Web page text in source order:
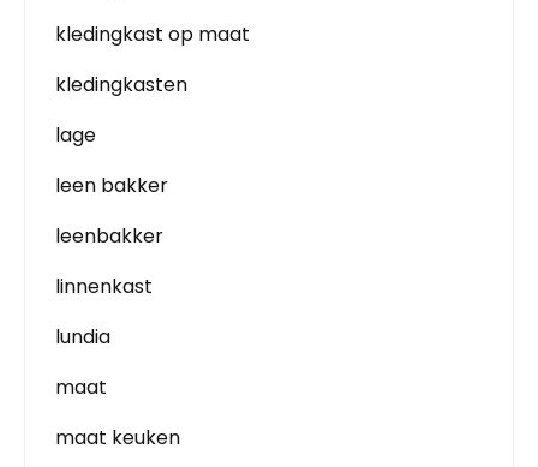
kledingkast op maat
kledingkasten
lage
leen bakker
leenbakker
linnenkast
lundia
maat
maat keuken